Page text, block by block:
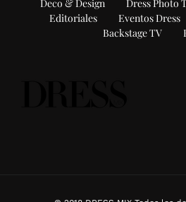
Deco & Design
Dress Photo
Editoriales
Eventos Dress
Backstage TV